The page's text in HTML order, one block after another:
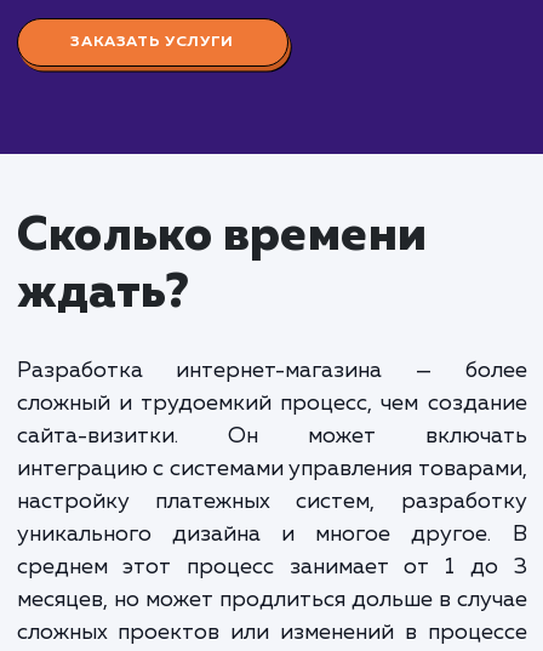
товаров, корзина, заказ), несложный дизайн,
интеграцию с одной системой оплаты и доставки.
000 рублей. Включает расширенные
несколькими системами оплаты и доставки, а
базовую SEO-оптимизацию.
и выше. Включает персонализированный
и дизайн, интеграцию с CRM и ERP системами,
продвинутые инструменты аналитики, множество
систем оплаты и доставки, SEO и маркетинговую
оптимизацию.
Уточнение стоимости создания интернет-магазина
детального обсуждения ваших требований и целей
индивидуальную оценку стоимости, которая будет
соответствовать вашим требованиям.